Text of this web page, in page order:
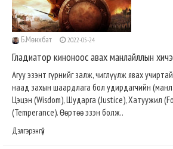
Б.Мөнхбат 2022-05-24
Гладиатор киноноос авах манлайллын
Агуу эзэнт гүрнийг залж, чиглүүлж явах
наад захын шаардлага бол удирдагчийн
Цэцэн (Wisdom), Шударга (Justice), Хатуужил
(Temperance). Өөртөө эзэн болж..
Дэлгэрэнгүй